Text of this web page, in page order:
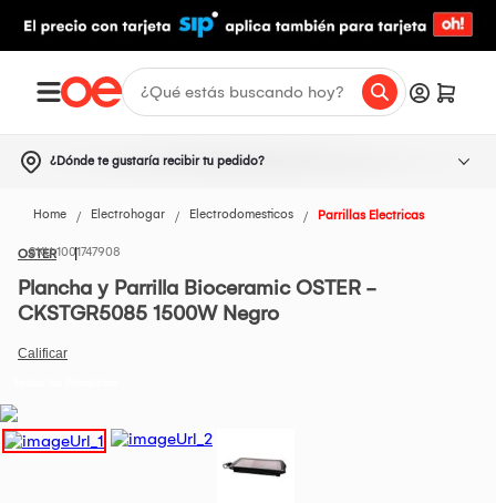
¿Dónde te gustaría recibir tu pedido?
Home Electrohogar Electrodomesticos Parrillas Electricas
OSTER1001747908
Plancha y Parrilla Bioceramic OSTER -
CKSTGR5085 1500W Negro